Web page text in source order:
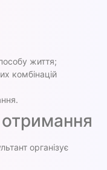
життя;
комбінацій
організує